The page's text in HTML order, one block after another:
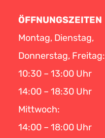
ÖFFNUNGSZEITEN
Montag, Dienstag,
Donnerstag, Freitag:
10:30 – 13:00 Uhr
14:00 – 18:30 Uhr
Mittwoch:
14:00 – 18:00 Uhr